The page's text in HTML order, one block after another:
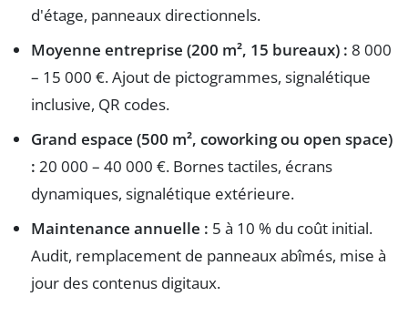
d'étage, panneaux directionnels.
Moyenne entreprise (200 m², 15 bureaux) : 8 000
– 15 000 €. Ajout de pictogrammes, signalétique
inclusive, QR codes.
Grand espace (500 m², coworking ou open space)
: 20 000 – 40 000 €. Bornes tactiles, écrans
dynamiques, signalétique extérieure.
Maintenance annuelle : 5 à 10 % du coût initial.
Audit, remplacement de panneaux abîmés, mise à
jour des contenus digitaux.